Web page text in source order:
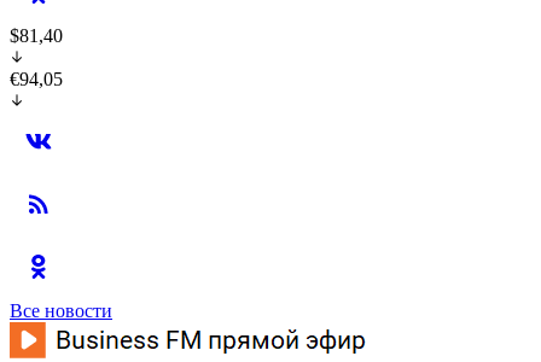
$81,40
€94,05
Все новости